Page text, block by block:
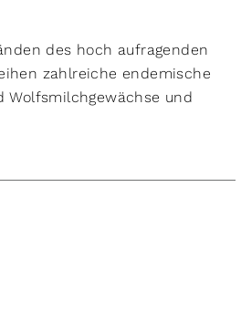
des hoch aufragenden
zahlreiche endemische
Wolfsmilchgewächse und